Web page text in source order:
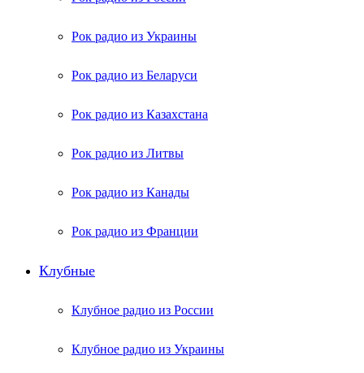
Рок радио из Украины
Рок радио из Беларуси
Рок радио из Казахстана
Рок радио из Литвы
Рок радио из Канады
Рок радио из Франции
Клубные
Клубное радио из России
Клубное радио из Украины